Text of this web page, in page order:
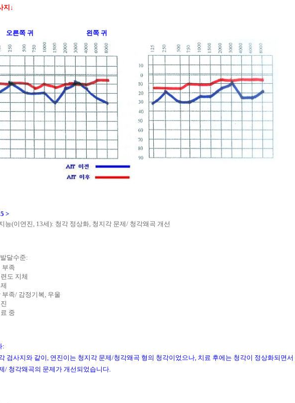
지↓
쪽 귀 왼쪽 귀
>
능(이연진, 13세): 청각 정상화, 청지각 문제/ 청각왜곡 개선
달수준:
부족
도 지체
부족/ 감정기복, 우울
중
:
검사지와 같이, 연진이는 청 지각 문제/청각왜곡 형의 청각이었으나, 치료 후에는 청각이 정상화되면서
/ 청각왜곡의 문제가 개선되었습니다.